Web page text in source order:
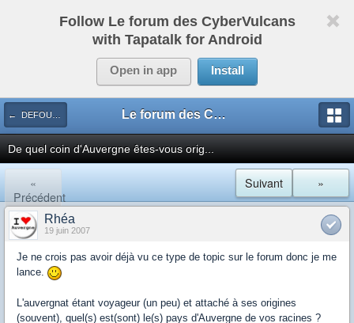
Follow Le forum des CyberVulcans
with Tapatalk for Android
Open in app Install
← DEFOULOIR Le forum des CyberVulcans
De quel coin d'Auvergne êtes-vous orig...
«
Précédent
»
Suivant
Rhéa
19 juin 2007
Je ne crois pas avoir déjà vu ce type de topic sur le forum donc je me
lance.
L'auvergnat étant voyageur (un peu) et attaché à ses origines
(souvent), quel(s) est(sont) le(s) pays d'Auvergne de vos racines ?